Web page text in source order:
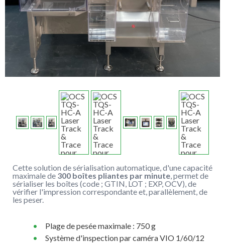
Cette solution de sérialisation automatique, d'une capacité
maximale de 300 boîtes pliantes par minute, permet de
sérialiser les boîtes (code ; GTIN, LOT ; EXP, OCV), de
vérifier l'impression correspondante et, parallèlement, de
les peser.
Plage de pesée maximale : 750 g
Système d'inspection par caméra VIO 1/60/12